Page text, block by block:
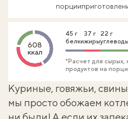
порции
608
ккал
45 г
белки
37 г
жиры
22 г
углеводы
*Расчет для
продуктов на
Куриные, говяжьи,
мы просто обожаем